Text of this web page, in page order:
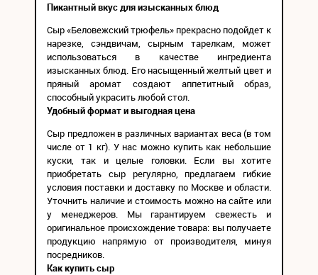
Пикантный вкус для изысканных блюд
Сыр «Беловежский трюфель» прекрасно подойдет к
нарезке, сэндвичам, сырным тарелкам, может
использоваться в качестве ингредиента
изысканных блюд. Его насыщенный желтый цвет и
пряный аромат создают аппетитный образ,
способный украсить любой стол.
Удобный формат и выгодная цена
Сыр предложен в различных вариантах веса (в том
числе от 1 кг). У нас можно купить как небольшие
куски, так и целые головки. Если вы хотите
приобретать сыр регулярно, предлагаем гибкие
условия поставки и доставку по Москве и области.
Уточнить наличие и стоимость можно на сайте или
у менеджеров. Мы гарантируем свежесть и
оригинальное происхождение товара: вы получаете
продукцию напрямую от производителя, минуя
посредников.
Как купить сыр